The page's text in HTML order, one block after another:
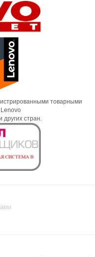
товарными
стран.